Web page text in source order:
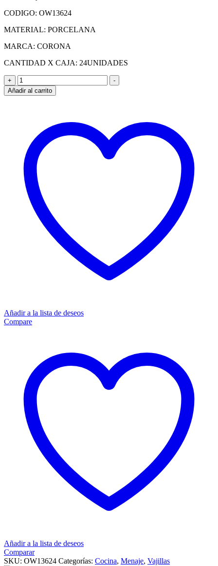
CODIGO: OW13624
MATERIAL: PORCELANA
MARCA: CORONA
CANTIDAD X CAJA: 24UNIDADES
+
PLATO
HONDO
C/ALA
UNID
cantidad
-
Añadir al carrito
Añadir a la lista de deseos
Compare
Añadir a la lista de deseos
Comparar
SKU: OW13624 Categorías: Cocina, Menaje, Vajillas